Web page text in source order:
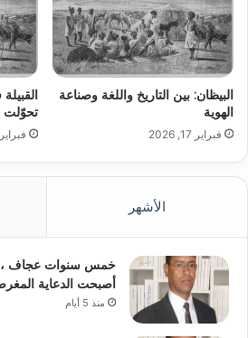
البيظان: بين التاريخ واللغة وصناعة
الهوية
فبراير 17, 2026
تحوّلت
فبراير 16, 2026
الأشهر
خمس سنوات عجاف
أصبحت الدعاية
منذ 5 أيام